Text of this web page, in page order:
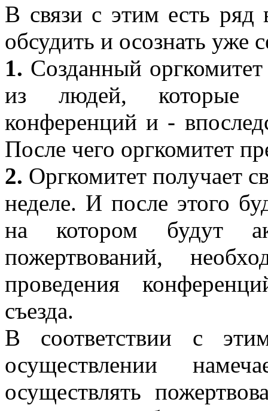
В связи с этим есть ряд
обсудить и осознать уже
1. Созданный
из людей, которые
конференций и -
После чего оргкомитет
2. Оргкомитет получает
неделе. И после этого
на котором будут
пожертвований,
проведения
съезда.
В соответствии с
осуществлении
осуществлять